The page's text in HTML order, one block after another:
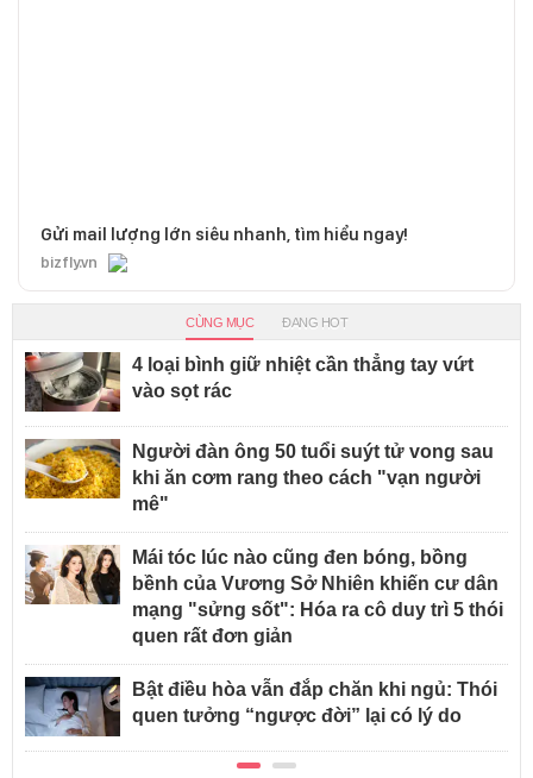
Gửi mail lượng lớn siêu nhanh, tìm hiểu ngay!
bizfly.vn
CÙNG MỤC ĐANG HOT
4 loại bình giữ nhiệt cần thẳng tay vứt
vào sọt rác
Người đàn ông 50 tuổi suýt tử vong sau
khi ăn cơm rang theo cách "vạn người
mê"
Mái tóc lúc nào cũng đen bóng, bồng
bềnh của Vương Sở Nhiên khiến cư dân
mạng "sửng sốt": Hóa ra cô duy trì 5 thói
quen rất đơn giản
Bật điều hòa vẫn đắp chăn khi ngủ: Thói
quen tưởng “ngược đời” lại có lý do